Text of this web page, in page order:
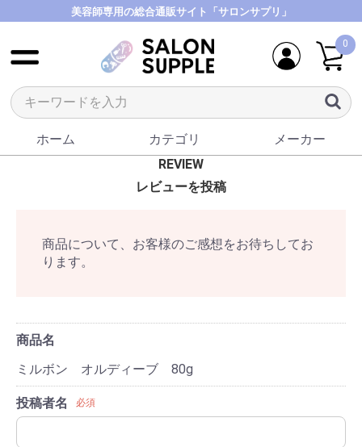
美容師専用の総合通販サイト「サロンサプリ」
0
ホーム カテゴリ
メーカー
REVIEW
レビューを投稿
商品について、お客様のご感想をお待ちしてお
ります。
商品名
ミルボン オルディーブ 80g
投稿者名 必須